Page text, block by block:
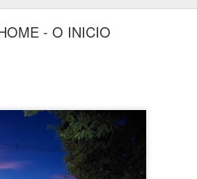
- O INICIO
- CASTELO DE SYCHROV